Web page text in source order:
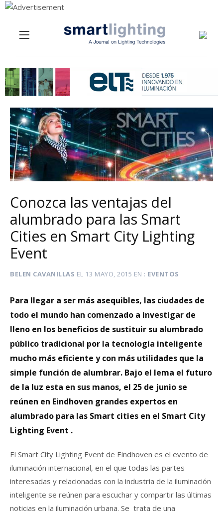
Conozca las ventajas del
alumbrado para las Smart
Cities en Smart City Lighting
Event
BELEN CAVANILLAS EL 13 MAYO, 2015 EN EVENTOS
Para llegar a ser más asequibles, las ciudades de
todo el mundo han comenzado a investigar de
lleno en los beneficios de sustituir su alumbrado
público tradicional por la tecnología inteligente
mucho más eficiente y con más utilidades que la
simple función de alumbrar. Bajo el lema el futuro
de la luz esta en sus manos, el 25 de junio se
reúnen en Eindhoven grandes expertos en
alumbrado para las Smart cities en el Smart City
Lighting Event .
El Smart City Lighting Event de Eindhoven es el evento de
iluminación internacional, en el que todas las partes
interesadas y relacionadas con la industria de la iluminación
inteligente se reúnen para escuchar y compartir las últimas
noticias en la iluminación urbana. Se trata de una